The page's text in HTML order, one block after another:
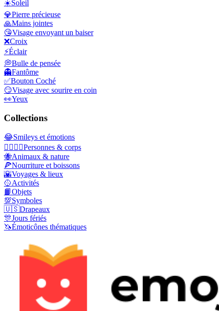
☀️Soleil
💎Pierre précieuse
🙏Mains jointes
😘Visage envoyant un baiser
❌Croix
⚡Éclair
💭Bulle de pensée
👻Fantôme
✅Bouton Coché
😏Visage avec sourire en coin
👀Yeux
Collections
😂Smileys et émotions
👩‍❤️‍💋‍👨Personnes & corps
🐝Animaux & nature
🍕Nourriture et boissons
🌇Voyages & lieux
🥎Activités
📙Objets
💯Symboles
🇺🇸Drapeaux
🎊Jours fériés
🦄Émoticônes thématiques